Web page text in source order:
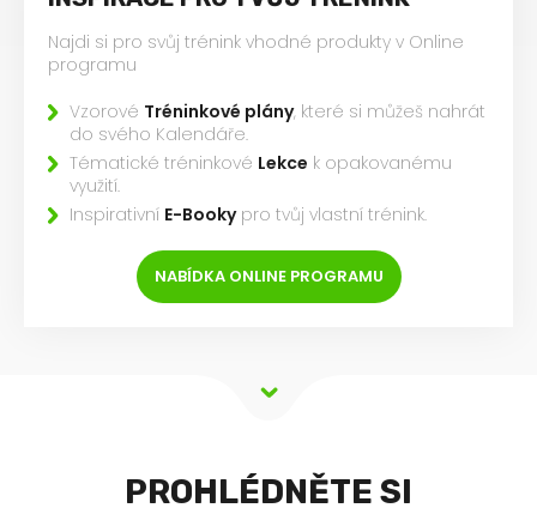
Najdi si pro svůj trénink vhodné produkty v Online
programu
Vzorové Tréninkové plány, které si můžeš nahrát
do svého Kalendáře.
Tématické tréninkové Lekce k opakovanému
využití.
Inspirativní E-Bookypro tvůj vlastní trénink.
NABÍDKA ONLINE PROGRAMU
PROHLÉDNĚTE SI